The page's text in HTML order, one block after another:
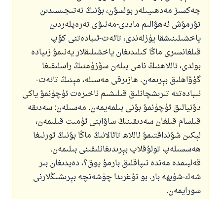
چەكسىز مەدھىيىلەر بولسۇن، بۇنىڭ نەتىجىسىدىن
تۇرمۇش ئەھۋالىم ماددى-مەنىۋى تەرەپلەردىن
ياخشىلىنىشقا يۈزلەندى، تائەت-ئىبادەتنى كۆپ
قىلغانسىرى ماڭا كىلىدىغان ياخشىلىقلار يەنىمۇ زىيادە
بولدى، ئاللاھنىڭ نامى بىلەن سۆزۈمنىڭ راسلىقىغا
گۇۋاھلىق بېرىمەن. ھازىرقى مەسىلە، مېنىڭ تائەت-
ئىبادەتتە تىرىشچانلىق قىلىشىم ئاخىرەت ئۈچۈنمۇ ياكى
دۇنيالىق ئۈچۈنمۇ بۇنى بىلمەيمەن. مەسىلەن: سەدىقە
قىلسام قىلغان سەدىقىنىڭ ساۋابنى ئۈمىت قىلىمەن،
لېكىن شۇنداقتىمۇ ئاللاھ تائالانىڭ ماڭا بۇنىڭ ئورنىغا
ھەسسىلەپ تولۇقلاپ بېرىدىغانلىقىنى بىلىمەن.
قەلبىمدە مەندە نىپاقلىق بارمۇ يوق؟، دەيدىغان بىر
شەك-شۈبھە بار. بو تۇغرىدا چۈشەنچە بېرىشىڭلارنى
سورايمەن.